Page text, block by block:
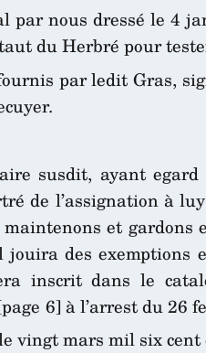
par nous dressé le 4
du Herbré pour
par ledit Gras,
susdit, ayant
de l’assignation à
maintenons et
jouira des
inscrit dans le
6] à l’arrest du 26
vingt mars mil six